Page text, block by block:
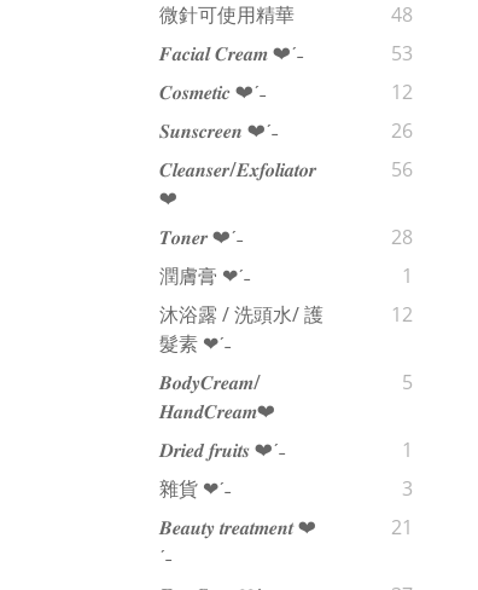
微針可使用精華
48
𝑭𝒂𝒄𝒊𝒂𝒍 𝑪𝒓𝒆𝒂𝒎 ❤︎‬ˊ‪‪˗
53
𝑪𝒐𝒔𝒎𝒆𝒕𝒊𝒄 ❤︎‬ˊ‪‪˗
12
𝑺𝒖𝒏𝒔𝒄𝒓𝒆𝒆𝒏 ❤︎‬ˊ‪‪˗
26
𝑪𝒍𝒆𝒂𝒏𝒔𝒆𝒓/𝑬𝒙𝒇𝒐𝒍𝒊𝒂𝒕𝒐𝒓
❤︎‬
56
𝑻𝒐𝒏𝒆𝒓 ❤︎‬ˊ‪‪˗
28
潤膚膏 ❤︎‬ˊ‪‪˗
1
沐浴露 / 洗頭水/ 護
髮素 ❤︎‬ˊ‪‪˗
12
𝑩𝒐𝒅𝒚𝑪𝒓𝒆𝒂𝒎/
𝑯𝒂𝒏𝒅𝑪𝒓𝒆𝒂𝒎❤︎
5
𝑫𝒓𝒊𝒆𝒅 𝒇𝒓𝒖𝒊𝒕𝒔 ❤︎‬ˊ‪‪˗
1
雜貨 ❤︎‬ˊ‪‪˗
3
𝑩𝒆𝒂𝒖𝒕𝒚 𝒕𝒓𝒆𝒂𝒕𝒎𝒆𝒏𝒕 ❤︎‬
ˊ‪‪˗
21